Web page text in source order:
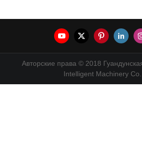
Авторские права © 2018
Intelligent Machinery